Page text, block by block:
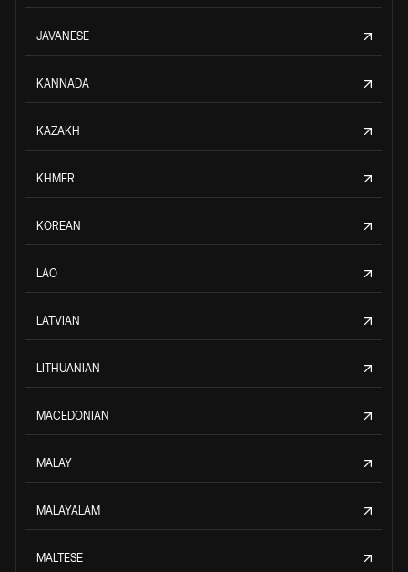
JAVANESE
KANNADA
KAZAKH
KHMER
KOREAN
LAO
LATVIAN
LITHUANIAN
MACEDONIAN
MALAY
MALAYALAM
MALTESE